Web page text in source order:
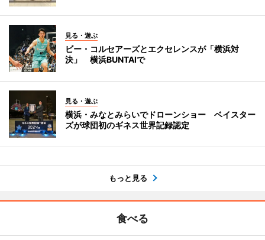
見る・遊ぶ
ビー・コルセアーズとエクセレンスが「横浜対
決」 横浜BUNTAIで
見る・遊ぶ
横浜・みなとみらいでドローンショー ベイスター
ズが球団初のギネス世界記録認定
もっと見る
食べる